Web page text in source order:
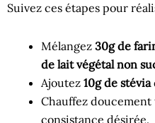
Suivez ces étapes pour
Mélangez 30g de
de lait végétal non
Ajoutez 10g de stévia
Chauffez doucement
consistance désirée.